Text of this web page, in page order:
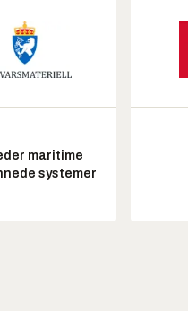
maritime
systemer